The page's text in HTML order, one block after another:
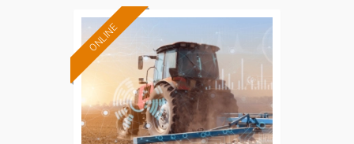
ONLINE
Formación 100%
subvencionada.
Para desempleados,
trabajadores y autónomos.